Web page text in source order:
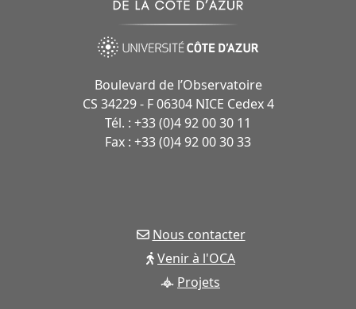
Boulevard de l’Observatoire
CS 34229 - F 06304 NICE Cedex 4
Tél. : +33 (0)4 92 00 30 11
Fax : +33 (0)4 92 00 30 33
Nous contacter
Venir à l'OCA
Projets